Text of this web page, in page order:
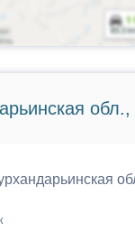
обл.,